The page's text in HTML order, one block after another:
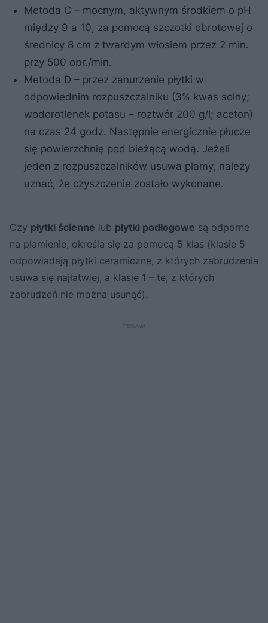
Metoda C – mocnym, aktywnym środkiem o pH
między 9 a 10, za pomocą szczotki obrotowej o
średnicy 8 cm z twardym włosiem przez 2 min.
przy 500 obr./min.
Metoda D – przez zanurzenie płytki w
odpowiednim rozpuszczalniku (3% kwas solny;
wodorotlenek potasu – roztwór 200 g/l; aceton)
na czas 24 godz. Następnie energicznie płucze
się powierzchnię pod bieżącą wodą. Jeżeli
jeden z rozpuszczalników usuwa plamy, należy
uznać, że czyszczenie zostało wykonane.
Czy płytki ścienne lub płytki podłogowe są odporne
na plamienie, określa się za pomocą 5 klas (klasie 5
odpowiadają płytki ceramiczne, z których zabrudzenia
usuwa się najłatwiej, a klasie 1 – te, z których
zabrudzeń nie można usunąć).